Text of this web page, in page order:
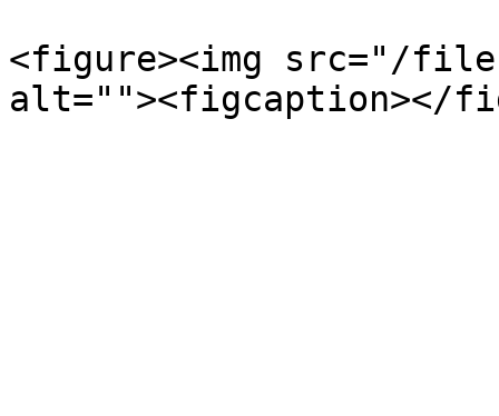
<figure><img src="/files/